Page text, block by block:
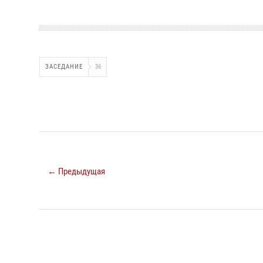
ЗАСЕДАНИЕ 36
← Предыдущая